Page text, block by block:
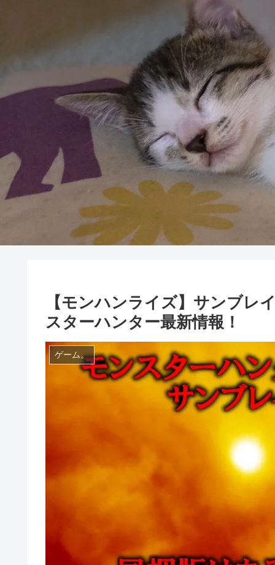
【モンハンライズ】サンブ
スターハンター最新情報！
ゲーム。